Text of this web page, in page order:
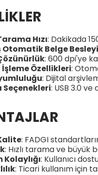
Hızı: Dakikada
Otomatik Belge
: 600 dpi'ye
Özellikleri:
: Dijital
Seçenekleri: USB 3.0
: FADGI
: Hızlı tarama ve büyük
Kolaylığı: Kullanıcı
: Ticari kullanım için